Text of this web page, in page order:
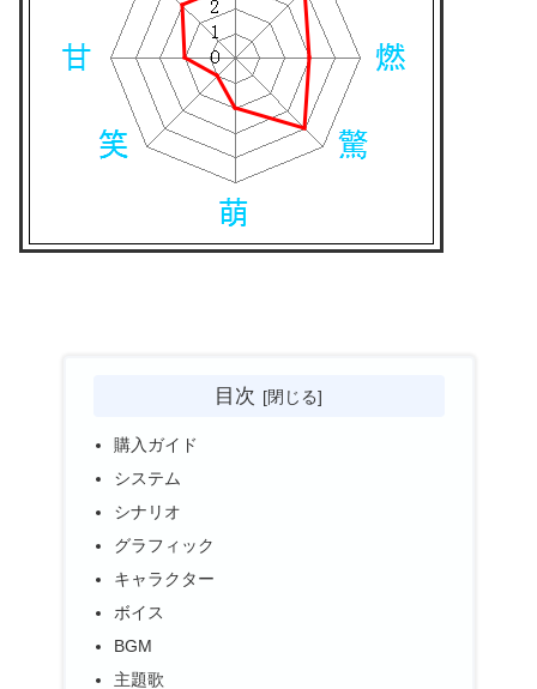
目次
購入ガイド
システム
シナリオ
グラフィック
キャラクター
ボイス
BGM
主題歌